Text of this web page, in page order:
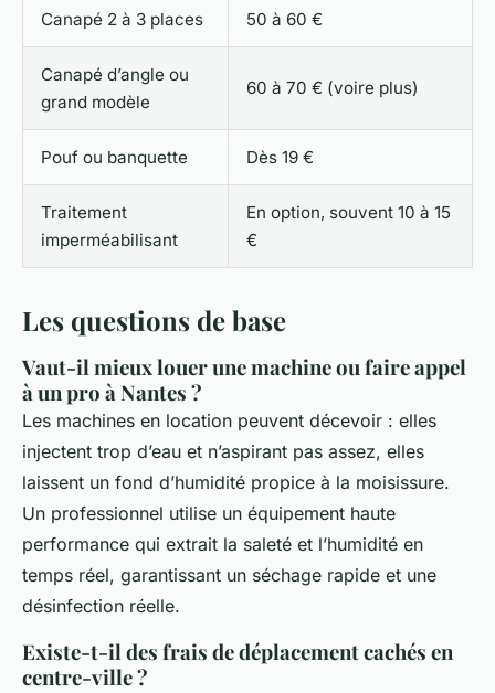
Canapé 2 à 3 places 50 à 60 €
Canapé d’angle ou
grand modèle
60 à 70 € (voire plus)
Pouf ou banquette Dès 19 €
Traitement
imperméabilisant
En option, souvent 10 à 15
€
Les questions de base
Vaut-il mieux louer une machine ou faire appel
à un pro à Nantes ?
Les machines en location peuvent décevoir : elles
injectent trop d’eau et n’aspirant pas assez, elles
laissent un fond d’humidité propice à la moisissure.
Un professionnel utilise un équipement haute
performance qui extrait la saleté et l’humidité en
temps réel, garantissant un séchage rapide et une
désinfection réelle.
Existe-t-il des frais de déplacement cachés en
centre-ville ?